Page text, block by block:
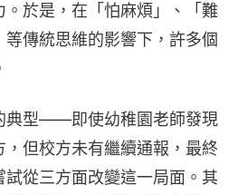
於是，在「怕麻煩」、「難
傳統思維的影響下，許多個
典型——即使幼稚園老師發現
但校方未有繼續通報，最終
從三方面改變這一局面。其